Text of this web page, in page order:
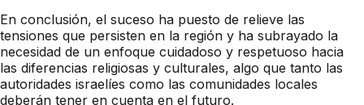
En conclusión, el suceso ha puesto de relieve las
tensiones que persisten en la región y ha subrayado la
necesidad de un enfoque cuidadoso y respetuoso hacia
las diferencias religiosas y culturales, algo que tanto las
autoridades israelíes como las comunidades locales
deberán tener en cuenta en el futuro.